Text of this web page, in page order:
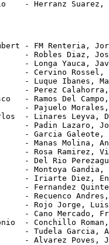
- FM
- Robles Diaz,
- Longa
- Cervino
- Luque
- Perez
- Ramos Del
- Pajuelo
- Linares
- Padin Lazaro,
- Garcia
- Manas
- Rosa
- Del Rio
- Montoya
- Iriarte Diez,
- Fernandez
- Recuenco
- Rojo
- Cano Mercado,
- Conchillo
- Tudela
- Alvarez